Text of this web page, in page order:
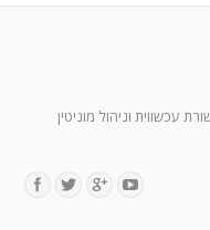
עכשווית וניהול מוניטין